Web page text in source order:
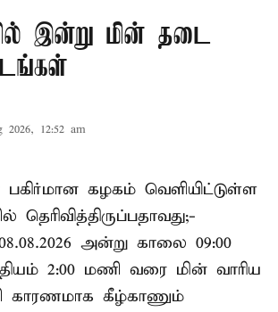
இன்று மின் தடை
2026, 12:52 am
பகிர்மான கழகம் வெளியிட்டுள்ள
தெரிவித்திருப்பதாவது;-
அன்று காலை 09:00
2:00 மணி வரை மின் வாரிய
காரணமாக கீழ்காணும்